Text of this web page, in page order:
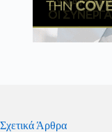
Σχετικά Άρθρα